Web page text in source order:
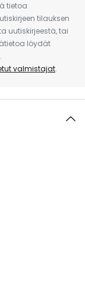
tietoa
tilauksen
uutiskirjeestä, tai
löydät
.
valmistajat.